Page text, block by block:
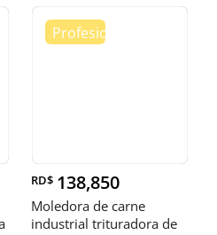
RD$ 138,850
Moledora de carne
industrial trituradora de